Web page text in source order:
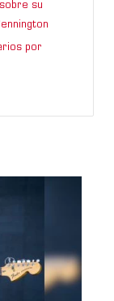
su
por